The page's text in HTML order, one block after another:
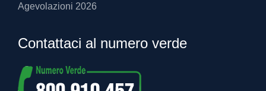
Agevolazioni 2026
Contattaci al numero verde